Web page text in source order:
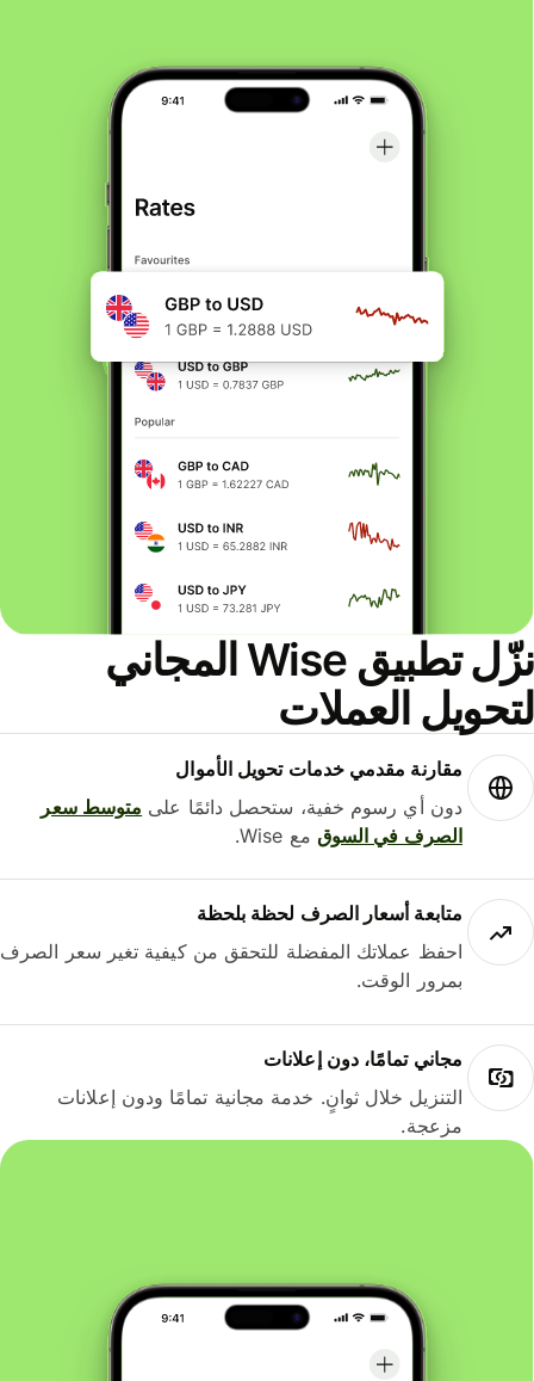
نزّل تطبيق Wise المجاني
العملات
مقارنة مقدمي خدمات تحويل الأموال
دون أي رسوم خفية، ستحصل دائمًا علىمتوسط ​​سعر
الصرف في السوقمع Wise.
متابعة أسعار الصرف لحظة بلحظة
احفظ عملاتك المفضلة للتحقق من كيفية تغير سعر الصرف
بمرور الوقت.
مجاني تمامًا، دون إعلانات
التنزيل خلال ثوانٍ. خدمة مجانية تمامًا ودون إعلانات
مزعجة.